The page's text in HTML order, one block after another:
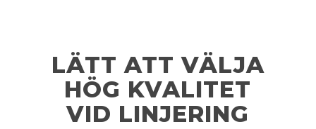
LÄTT ATT VÄLJA
HÖG KVALITET
VID LINJERING